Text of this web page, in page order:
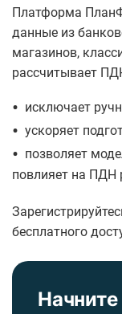
Платформа
данные из
магазинов,
рассчитывает
• исключает
• ускоряет
• позволяет
повлияет на ПДН
бесплатного